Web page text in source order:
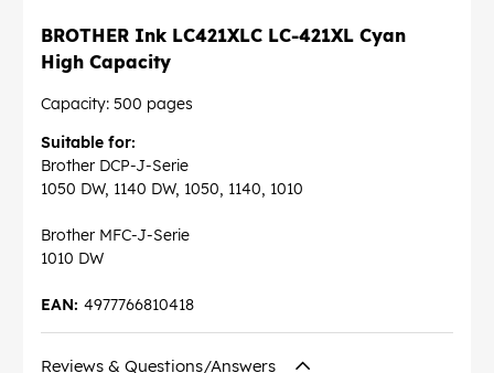
BROTHER Ink LC421XLC LC-421XL Cyan
High Capacity
Capacity: 500 pages
Suitable for:
Brother DCP-J-Serie
1050 DW, 1140 DW, 1050, 1140, 1010
Brother MFC-J-Serie
1010 DW
4977766810418
EAN:
Reviews & Questions/Answers